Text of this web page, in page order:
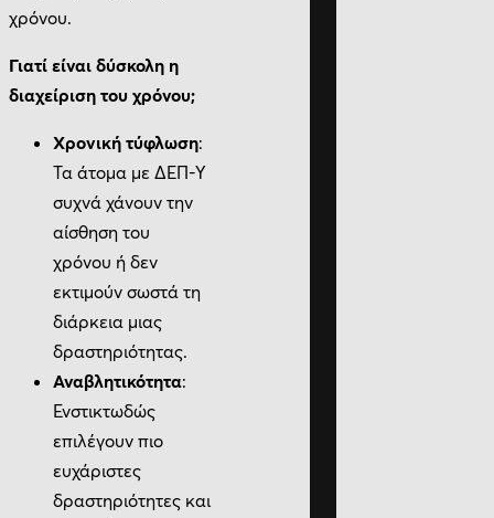
χρόνου.
Γιατί είναι δύσκολη η
διαχείριση του χρόνου;
Χρονική τύφλωση:
Τα άτομα με ΔΕΠ-Υ
συχνά χάνουν την
αίσθηση του
χρόνου ή δεν
εκτιμούν σωστά τη
διάρκεια μιας
δραστηριότητας.
Αναβλητικότητα:
Ενστικτωδώς
επιλέγουν πιο
ευχάριστες
δραστηριότητες και